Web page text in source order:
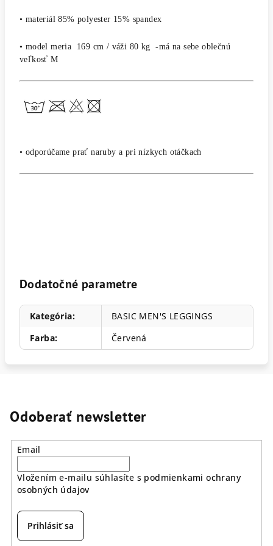
• materiál 85% polyester 15% spandex
• model meria 169 cm / váži 80 kg -má na sebe oblečnú
veľkosť M
• odporúčame prať naruby a pri nízkych otáčkach
Dodatočné parametre
Kategória:
BASIC MEN'S LEGGINGS
Farba: Červená
Odoberať newsletter
Email
Vložením e-mailu súhlasíte s podmienkami ochrany
osobných údajov
Prihlásiť sa